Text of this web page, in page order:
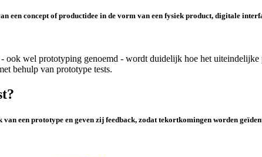
een concept of productidee in de vorm van een fysiek product, digitale
ook wel prototyping genoemd - wordt duidelijk hoe het
behulp van prototype tests.
een prototype en geven zij feedback, zodattekortkomingen worden